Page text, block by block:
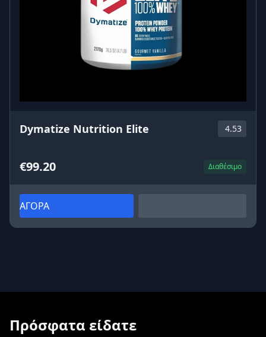
Dymatize Nutrition Elite 4.53
€99.20 Διαθέσιμο
ΑΓΟΡΑ
Πρόσφατα είδατε